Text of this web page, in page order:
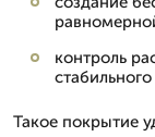
контроль
стабильного
Такое покрытие